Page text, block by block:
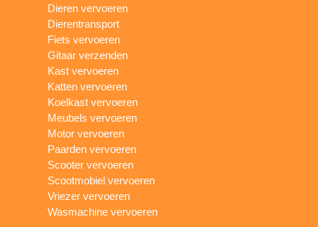
Dieren vervoeren
Dierentransport
Fiets vervoeren
Gitaar verzenden
Kast vervoeren
Katten vervoeren
Koelkast vervoeren
Meubels vervoeren
Motor vervoeren
Paarden vervoeren
Scooter vervoeren
Scootmobiel vervoeren
Vriezer vervoeren
Wasmachine vervoeren